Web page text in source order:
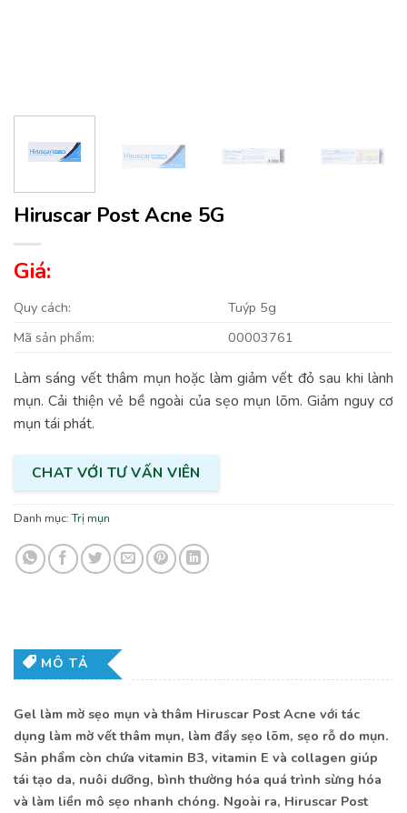
Hiruscar Post Acne 5G
Giá:
Quy cách:
Tuýp 5g
Mã sản phẩm:
00003761
Làm sáng vết thâm mụn hoặc làm giảm vết đỏ sau khi lành
mụn. Cải thiện vẻ bề ngoài của sẹo mụn lõm. Giảm nguy cơ
mụn tái phát.
CHAT VỚI TƯ VẤN VIÊN
Danh mục:Trị mụn
MÔ TẢ
Gel làm mờ sẹo mụn và thâm Hiruscar Post Acne với tác
dụng làm mờ vết thâm mụn, làm đầy sẹo lõm, sẹo rỗ do mụn.
Sản phẩm còn chứa vitamin B3, vitamin E và collagen giúp
tái tạo da, nuôi dưỡng, bình thường hóa quá trình sừng hóa
và làm liền mô sẹo nhanh chóng. Ngoài ra, Hiruscar Post